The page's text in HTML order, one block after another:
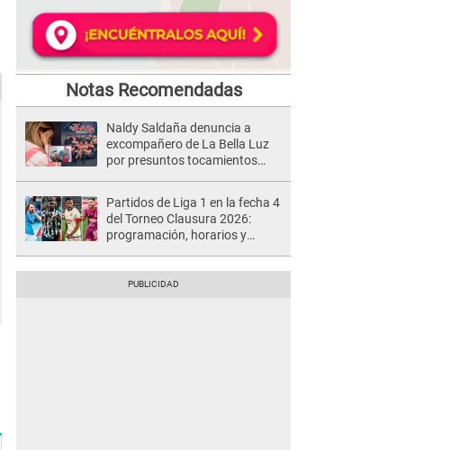
Notas Recomendadas
Naldy Saldaña denuncia a
excompañero de La Bella Luz
por presuntos tocamientos
Partidos de Liga 1 en la fecha 4
del Torneo Clausura 2026:
programación, horarios y